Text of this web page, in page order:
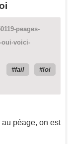
peages-
oui-voici-
fail
loi
péage, on est